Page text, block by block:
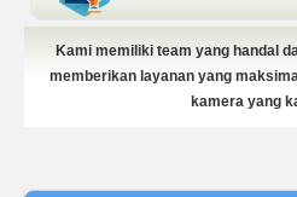
Kami memiliki team yang handal
memberikan layanan yang
kamera yang